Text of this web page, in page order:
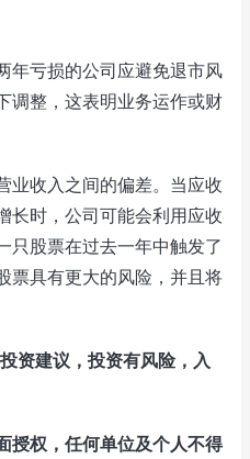
年亏损的公司应避免退市风
调整，这表明业务运作或财
业收入之间的偏差。当应收
长时，公司可能会利用应收
只股票在过去一年中触发了
票具有更大的风险，并且将
资建议，投资有风险，入
授权，任何单位及个人不得